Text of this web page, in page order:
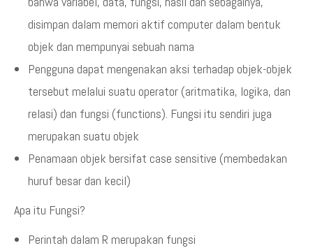
disimpan dalam memori aktif computer dalam bentuk
objek dan mempunyai sebuah nama
Pengguna dapat mengenakan aksi terhadap objek-objek
tersebut melalui suatu operator (aritmatika, logika, dan
relasi) dan fungsi (functions). Fungsi itu sendiri juga
merupakan suatu objek
Penamaan objek bersifat case sensitive (membedakan
huruf besar dan kecil)
Apa itu Fungsi?
Perintah dalam R merupakan fungsi